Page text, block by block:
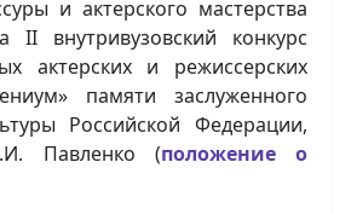
и актерского мастерства
II внутривузовский конкурс
актерских и режиссерских
памяти заслуженного
Российской Федерации,
Павленко (положение о